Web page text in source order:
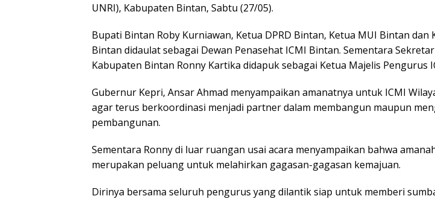
UNRI), Kabupaten Bintan, Sabtu (27/05).
Bupati Bintan Roby Kurniawan, Ketua DPRD Bintan, Ketua MUI Bintan dan
Bintan didaulat sebagai Dewan Penasehat ICMI Bintan. Sementara
Kabupaten Bintan Ronny Kartika didapuk sebagai Ketua Majelis Pengurus
Gubernur Kepri, Ansar Ahmad menyampaikan amanatnya untuk ICMI
agar terus berkoordinasi menjadi partner dalam membangun maupun
pembangunan.
Sementara Ronny di luar ruangan usai acara menyampaikan bahwa
merupakan peluang untuk melahirkan gagasan-gagasan kemajuan.
Dirinya bersama seluruh pengurus yang dilantik siap untuk memberi